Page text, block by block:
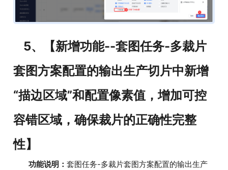
5、【新增功能--套图任务-多裁片
套图方案配置的输出生产切片中新增
“描边区域”和配置像素值，增加可控
容错区域，确保裁片的正确性完整
性】
功能说明： 套图任务-多裁片套图方案配置的输出生产